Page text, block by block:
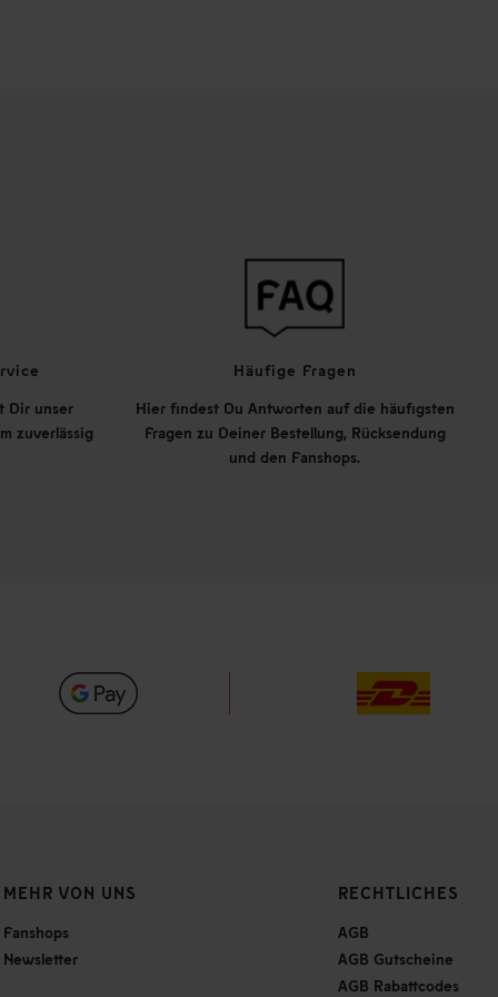
Dir unser
zuverlässig
Häufige Fragen
Hier findest Du Antworten auf die häufigsten
Fragen zu Deiner Bestellung, Rücksendung
und den Fanshops.
MEHR VON UNS
Fanshops
Newsletter
RECHTLICHES
AGB
AGB Gutscheine
AGB Rabattcodes